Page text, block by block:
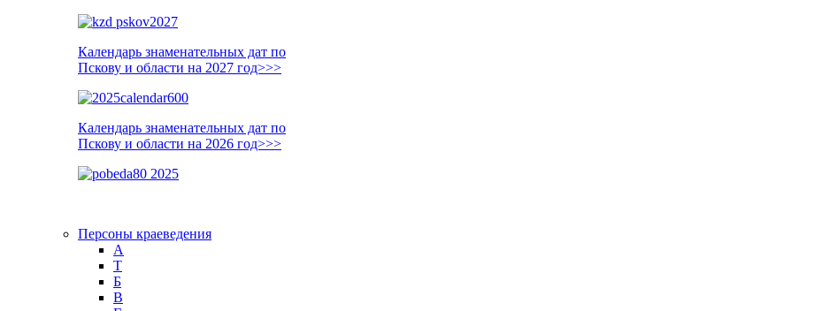
Календарь знаменательных дат по
Пскову и области на 2027 год>>>
Календарь знаменательных дат по
Пскову и области на 2026 год>>>
Персоны краеведения
А
T
Б
В